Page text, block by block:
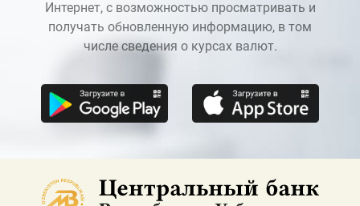
Интернет, с возможностью просматривать и
получать обновленную информацию, в том
числе сведения о курсах валют.